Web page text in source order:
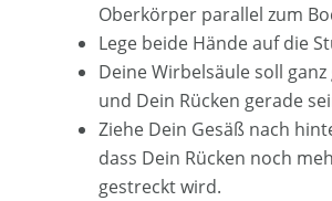
Oberkörper parallel zum
Lege beide Hände auf die
Deine Wirbelsäule soll
und Dein Rücken gerade
Ziehe Dein Gesäß nach
dass Dein Rücken noch
gestreckt wird.